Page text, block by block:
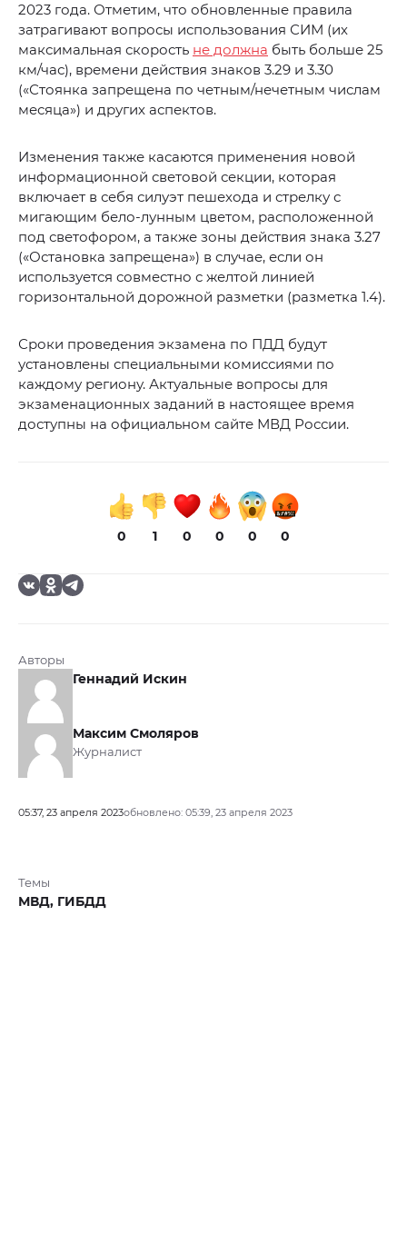
2023 года. Отметим, что обновленные правила
затрагивают вопросы использования СИМ (их
максимальная скорость не должна быть больше 25
км/час), времени действия знаков 3.29 и 3.30
(«Стоянка запрещена по четным/нечетным числам
месяца») и других аспектов.
Изменения также касаются применения новой
информационной световой секции, которая
включает в себя силуэт пешехода и стрелку с
мигающим бело-лунным цветом, расположенной
под светофором, а также зоны действия знака 3.27
(«Остановка запрещена») в случае, если он
используется совместно с желтой линией
горизонтальной дорожной разметки (разметка 1.4).
Сроки проведения экзамена по ПДД будут
установлены специальными комиссиями по
каждому региону. Актуальные вопросы для
экзаменационных заданий в настоящее время
доступны на официальном сайте МВД России.
0 1 0 0 0 0
Авторы
Геннадий Искин
Максим Смоляров
Журналист
05:37, 23 апреля 2023обновлено: 05:39, 23 апреля 2023
Темы
МВД, ГИБДД